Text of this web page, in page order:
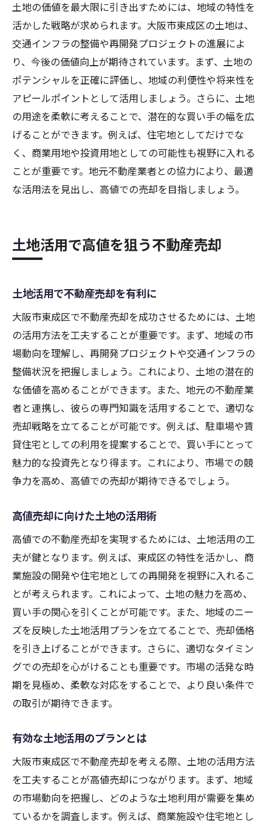
土地の価値を最大限に引き出すためには、地域の特性を
活かした戦略が求められます。大阪市東成区の土地は、
交通インフラの整備や再開発プロジェクトの進展によ
り、今後の価値向上が期待されています。まず、土地の
ポテンシャルを正確に評価し、地域の利便性や将来性を
アピールポイントとして活用しましょう。さらに、土地
の用途を柔軟に考えることで、潜在的な買い手の幅を広
げることができます。例えば、住宅地としてだけでな
く、商業用地や投資用地としての可能性も視野に入れる
ことが重要です。地元不動産業者との協力により、最適
な活用法を見出し、高値での売却を目指しましょう。
土地活用で高値を狙う不動産売却
土地活用で不動産売却を有利に
大阪市東成区で不動産売却を成功させるためには、土地
の活用方法を工夫することが重要です。まず、地域の市
場動向を理解し、再開発プロジェクトや交通インフラの
整備状況を把握しましょう。これにより、土地の潜在的
な価値を高めることができます。また、地元の不動産業
者と連携し、彼らの専門知識を活用することで、適切な
売却戦略を立てることが可能です。例えば、駐車場や賃
貸住宅としての利用を提案することで、買い手にとって
魅力的な投資先となり得ます。これにより、市場での競
争力を高め、高値での売却が期待できるでしょう。
高値売却に向けた土地の活用術
高値での不動産売却を実現するためには、土地活用の工
夫が鍵となります。例えば、東成区の特性を活かし、商
業施設の開発や住宅地としての再開発を視野に入れるこ
とが考えられます。これによって、土地の魅力を高め、
買い手の関心を引くことが可能です。また、地域のニー
ズを反映した土地活用プランを立てることで、売却価格
を引き上げることができます。さらに、適切なタイミン
グでの売却を心がけることも重要です。市場の活発な時
期を見極め、柔軟な対応をすることで、より良い条件で
の取引が期待できます。
有効な土地活用のプランとは
大阪市東成区で不動産売却を考える際、土地の活用方法
を工夫することが高値売却につながります。まず、地域
の市場動向を把握し、どのような土地利用が需要を集め
ているかを調査します。例えば、商業施設や住宅地とし